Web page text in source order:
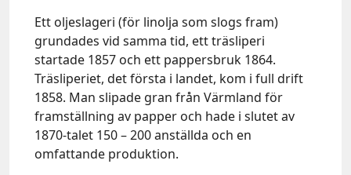
Ett oljeslageri (för linolja som slogs fram)
grundades vid samma tid, ett träsliperi
startade 1857 och ett pappersbruk 1864.
Träsliperiet, det första i landet, kom i full drift
1858. Man slipade gran från Värmland för
framställning av papper och hade i slutet av
1870-talet 150 – 200 anställda och en
omfattande produktion.